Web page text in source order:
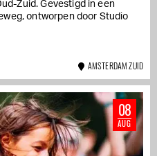
Zuid. Gevestigd in een
ontworpen door Studio
AMSTERDAM ZUID
08
AUG